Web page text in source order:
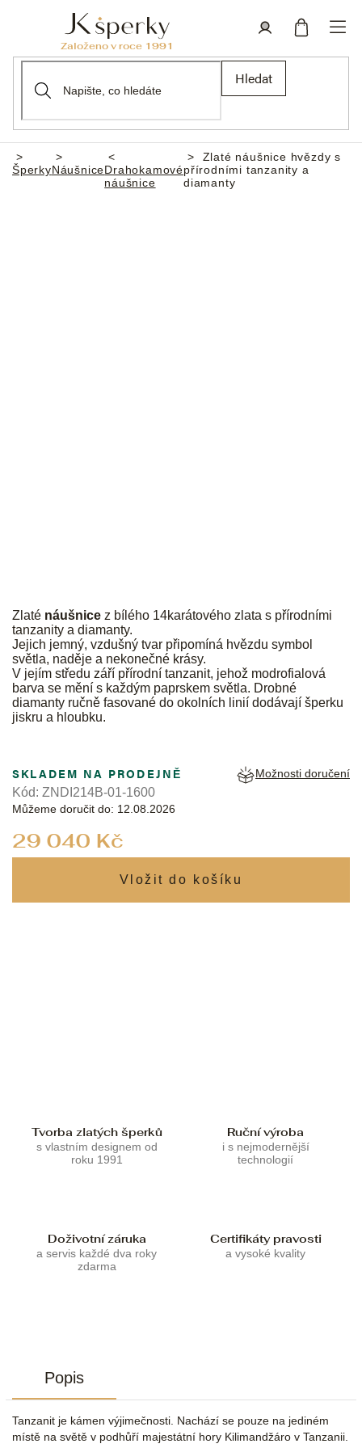
Hledat
Domů
ŠperkyNáušniceDrahokamové
náušnice
Zlaté náušnice hvězdy s
přírodními tanzanity a
diamanty
Zlaté náušnice z bílého 14karátového zlata s přírodními
tanzanity a diamanty.
Jejich jemný, vzdušný tvar připomíná hvězdu symbol
světla, naděje a nekonečné krásy.
V jejím středu září přírodní tanzanit, jehož modrofialová
barva se mění s každým paprskem světla. Drobné
diamanty ručně fasované do okolních linií dodávají šperku
jiskru a hloubku.
29 040 Kč
SKLADEM NA PRODEJNĚ
Můžeme doručit do: 12.08.2026
Možnosti doručení
Kód: ZNDI214B-01-1600
Tvorba zlatých šperků
s vlastním designem od
roku 1991
Ruční výroba
i s nejmodernější
technologií
Doživotní záruka
a servis každé dva roky
zdarma
Certifikáty pravosti
a vysoké kvality
Popis
Tanzanit je kámen výjimečnosti. Nachází se pouze na jediném
místě na světě v podhůří majestátní hory Kilimandžáro v Tanzanii.